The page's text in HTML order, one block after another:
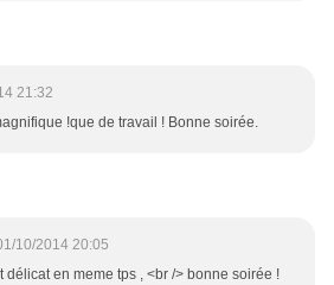
21:32
!que de travail ! Bonne soirée.
10/2014 20:05
délicat en meme tps , <br /> bonne soirée !